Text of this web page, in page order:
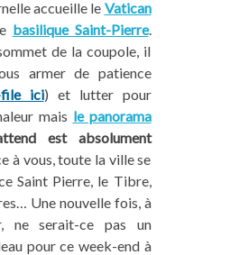
accueille le Vatican
basilique Saint-Pierre.
de la coupole, il
armer de patience
file ici) et lutter pour
mais le panorama
est absolument
à vous, toute la ville se
Saint Pierre, le Tibre,
Une nouvelle fois, à
ne serait-ce pas un
pour ce week-end à
soutenir notre travail,
articles, passer par nos
achats en ligne de
de vol d'avion,
de visites et activités
laliste de nos partenaires
rien de pluset, nous, ça
l’aventure Trace Ta
Vous pouvez aussi
nos produits maison » sur
grandement pour le